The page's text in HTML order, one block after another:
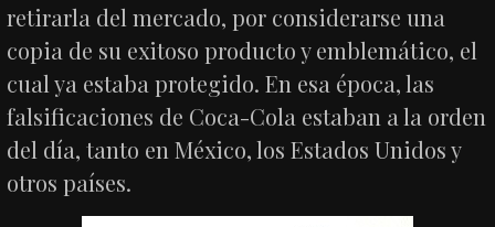
retirarla del mercado, por considerarse una
copia de su exitoso producto y emblemático, el
cual ya estaba protegido. En esa época, las
falsificaciones de Coca-Cola estaban a la orden
del día, tanto en México, los Estados Unidos y
otros países.